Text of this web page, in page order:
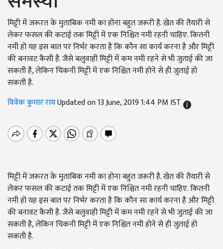
मिट्टी में जरूरत के मुताबिक नमी का होना बहुत जरूरी है. खेत की तैयारी से
लेकर फसल की कटाई तक मिट्टी में एक निश्चित नमी रहनी चाहिए. कितनी
नमी हो यह इस बात पर निर्भर करता है कि कौन सा कार्य करना है और मिट्टी
की बनावट कैसी है. जैसे बलुवाही मिट्टी में कम नमी रहने से भी जुताई की जा
सकती है, लेकिन चिकनी मिट्टी में एक निश्चित नमी होने से ही जुताई हो
सकती है.
विवेक कुमार रायUpdated on 13 June, 2019 1:44 PM IST
मिट्टी में जरूरत के मुताबिक नमी का होना बहुत जरूरी है. खेत की तैयारी से
लेकर फसल की कटाई तक मिट्टी में एक निश्चित नमी रहनी चाहिए. कितनी
नमी हो यह इस बात पर निर्भर करता है कि कौन सा कार्य करना है और मिट्टी
की बनावट कैसी है. जैसे बलुवाही मिट्टी में कम नमी रहने से भी जुताई की जा
सकती है,लेकिन चिकनी मिट्टी में एक निश्चित नमी होने से ही जुताई हो
सकती है.